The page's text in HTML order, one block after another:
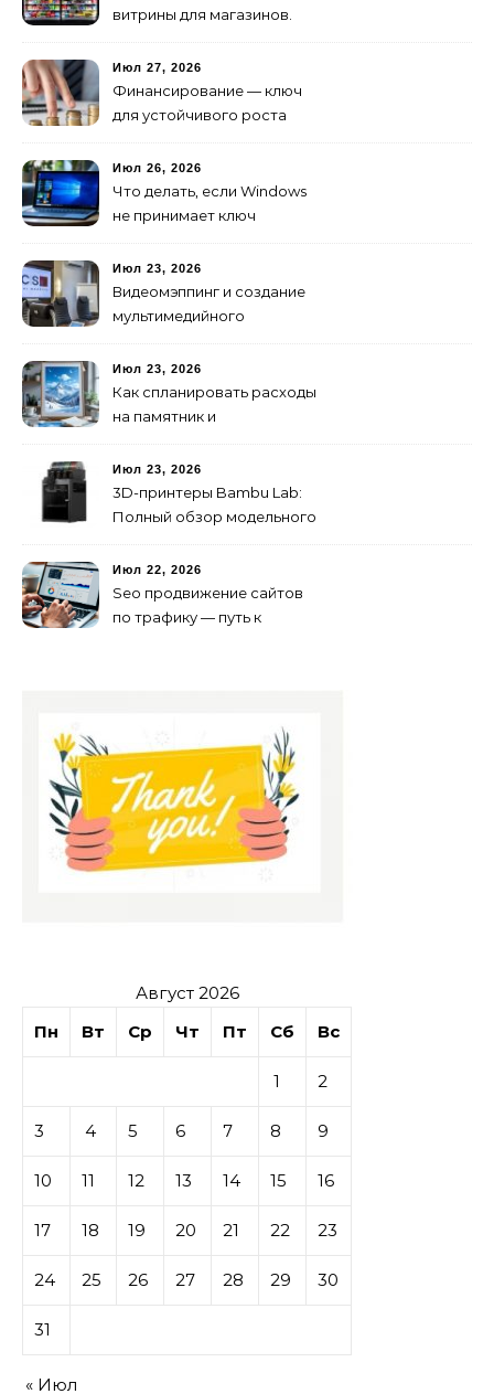
витрины для магазинов.
Июл 27, 2026
Финансирование — ключ
для устойчивого роста
Июл 26, 2026
Что делать, если Windows
не принимает ключ
Июл 23, 2026
Видеомэппинг и создание
мультимедийного
будущего для пространств
Июл 23, 2026
Как спланировать расходы
на памятник и
без лишних переплат
Июл 23, 2026
3D-принтеры Bambu Lab:
Полный обзор модельного
года
Июл 22, 2026
Seo продвижение сайтов
по трафику — путь к
Август 2026
Пн
Вт Ср Чт Пт Сб Вс
1 2
3 4 5 6 7 8 9
10 11 12 13 14 15 16
17 18 19 20 21 22 23
24 25 26 27 28 29 30
31
« Июл